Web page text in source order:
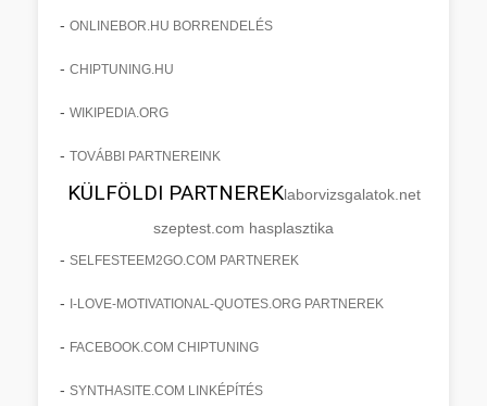
- ONLINEBOR.HU BORRENDELÉS
- CHIPTUNING.HU
- WIKIPEDIA.ORG
- TOVÁBBI PARTNEREINK
KÜLFÖLDI PARTNEREKlaborvizsgalatok.net
szeptest.com hasplasztika
- SELFESTEEM2GO.COM PARTNEREK
- I-LOVE-MOTIVATIONAL-QUOTES.ORG PARTNEREK
- FACEBOOK.COM CHIPTUNING
- SYNTHASITE.COM LINKÉPÍTÉS